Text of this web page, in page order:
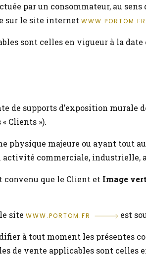
par un consommateur, au sens
sur le site internet WWW.PORTOM.FR
sont celles en vigueur à la date
de supports d’exposition murale
Clients »).
physique majeure ou ayant tout
activité commerciale, industrielle,
convenu que le Client et Image
site WWW.PORTOM.FR est
à tout moment les présentes
de vente applicables sont celles